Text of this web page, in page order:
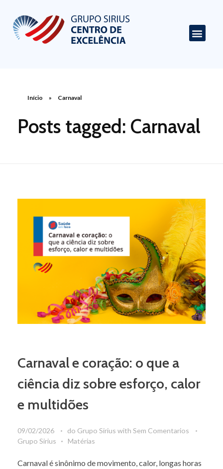
Início » Carnaval
Posts tagged: Carnaval
Carnaval e coração: o que a
ciência diz sobre esforço, calor
e multidões
09/02/2026 do Grupo Sirius with Sem Comentarios
Grupo Sirius
Matérias
Carnaval é sinônimo de movimento, calor, longas horas